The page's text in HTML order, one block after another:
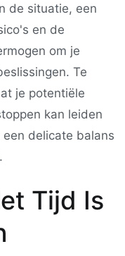
de situatie, een
en de
om je
Te
je potentiële
kan leiden
delicate balans
Tijd Is